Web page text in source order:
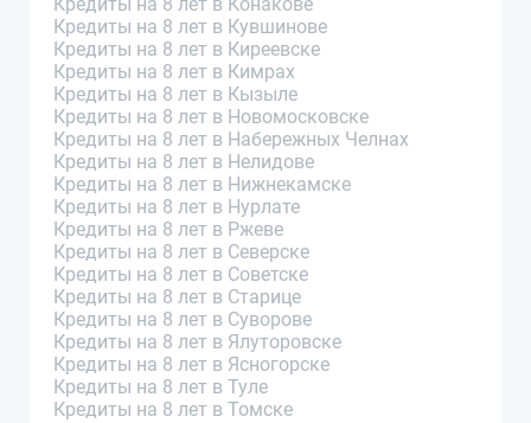
Кредиты на 8 лет в Кувшинове
Кредиты на 8 лет в Киреевске
Кредиты на 8 лет в Кимрах
Кредиты на 8 лет в Кызыле
Кредиты на 8 лет в Новомосковске
Кредиты на 8 лет в Набережных Челнах
Кредиты на 8 лет в Нелидове
Кредиты на 8 лет в Нижнекамске
Кредиты на 8 лет в Нурлате
Кредиты на 8 лет в Ржеве
Кредиты на 8 лет в Северске
Кредиты на 8 лет в Советске
Кредиты на 8 лет в Старице
Кредиты на 8 лет в Суворове
Кредиты на 8 лет в Ялуторовске
Кредиты на 8 лет в Ясногорске
Кредиты на 8 лет в Туле
Кредиты на 8 лет в Томске